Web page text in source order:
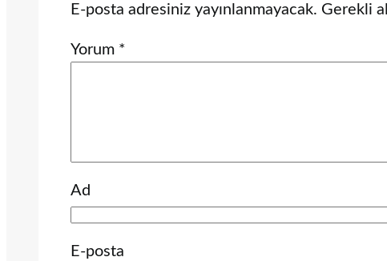
E-posta adresiniz yayınlanmayacak. Gerekli
Yorum *
Ad
E-posta